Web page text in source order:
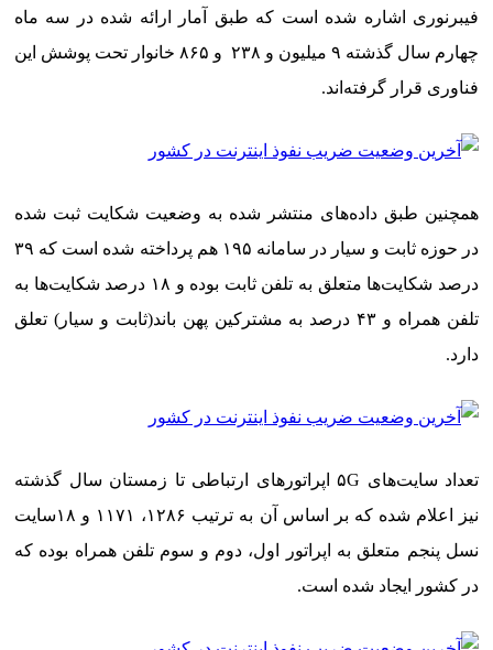
فیبرنوری اشاره شده است که طبق آمار ارائه شده در سه ماه
چهارم سال گذشته ۹ میلیون و ۲۳۸ و ۸۶۵ خانوار تحت پوشش این
فناوری قرار گرفته‌اند.
همچنین طبق داده‌های منتشر شده به وضعیت شکایت ثبت شده
در حوزه ثابت و سیار در سامانه ۱۹۵ هم پرداخته شده است که ۳۹
درصد شکایت‌ها متعلق به تلفن ثابت بوده و ۱۸ درصد شکایت‌ها به
تلفن همراه و ۴۳ درصد به مشترکین پهن باند(ثابت و سیار) تعلق
دارد.
تعداد سایت‌های ۵G اپراتورهای ارتباطی تا زمستان سال گذشته
نیز اعلام شده که بر اساس آن به ترتیب ۱۲۸۶، ۱۱۷۱ و ۱۸سایت
نسل پنجم متعلق به اپراتور اول، دوم و سوم تلفن همراه بوده که
در کشور ایجاد شده است.